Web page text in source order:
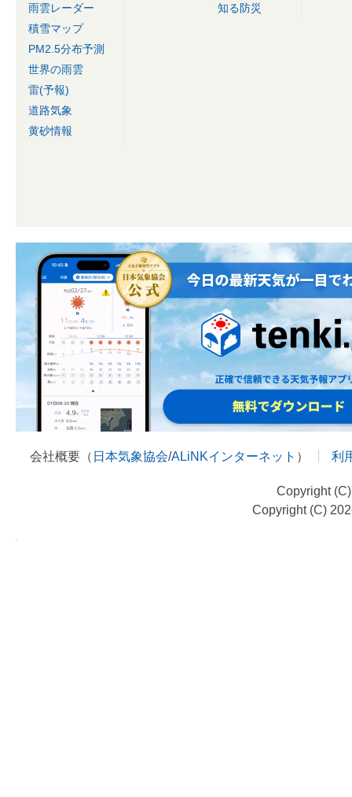
雨雲レーダー
積雪マップ
PM2.5分布予測
世界の雨雲
雷(予報)
道路気象
黄砂情報
知る防災
会社概要（ 日本気象協会/ALiNKインターネット ） 利
Copyright
Copyright (C)